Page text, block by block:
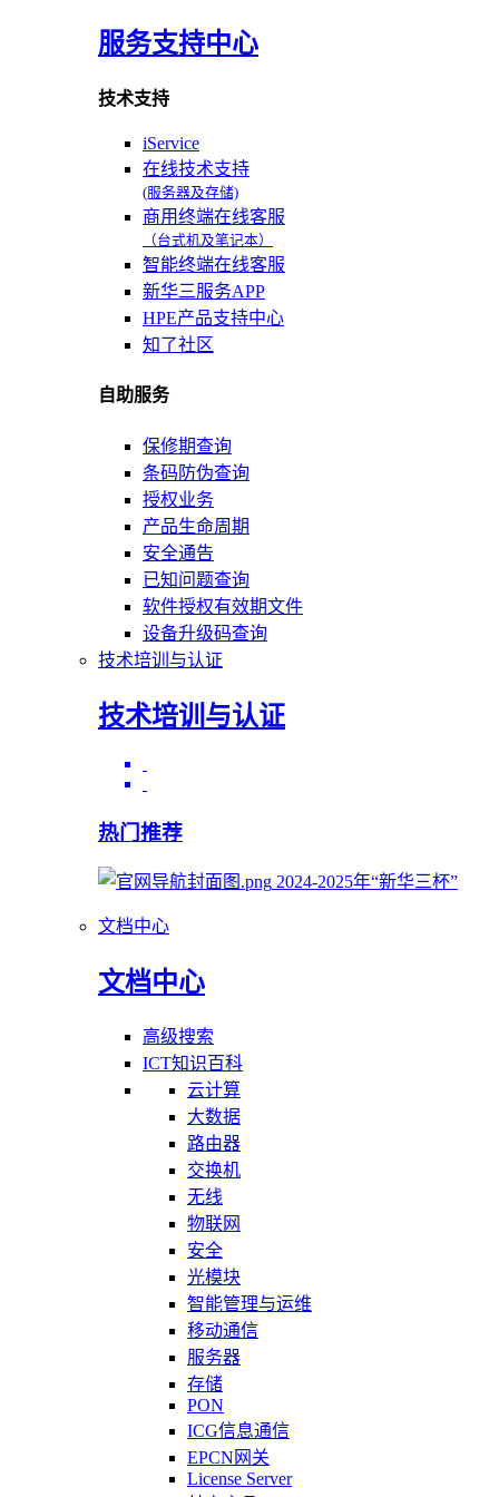
服务支持中心
技术支持
iService
在线技术支持
(服务器及存储)
商用终端在线客服
（台式机及笔记本）
智能终端在线客服
新华三服务APP
HPE产品支持中心
知了社区
自助服务
保修期查询
条码防伪查询
授权业务
产品生命周期
安全通告
已知问题查询
软件授权有效期文件
设备升级码查询
技术培训与认证
技术培训与认证
热门推荐
2024-2025年“新华三杯”
文档中心
文档中心
高级搜索
ICT知识百科
云计算
大数据
路由器
交换机
无线
物联网
安全
光模块
智能管理与运维
移动通信
服务器
存储
PON
ICG信息通信
EPCN网关
License Server